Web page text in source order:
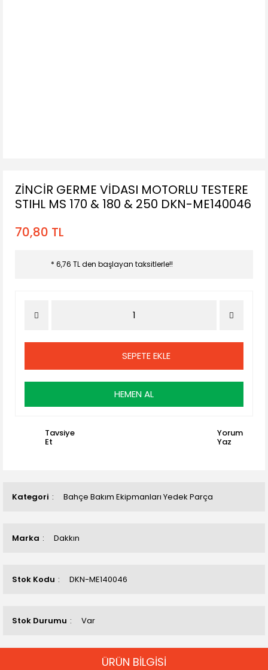
Kategori Bahçe Bakım Ekipmanları Yedek Parça
Marka Dakkın
Stok Kodu DKN-ME140046
Stok Durumu Var
ZİNCİR GERME VİDASI MOTORLU TESTERE
STIHL MS 170 & 180 & 250 DKN-ME140046
70,80 TL
* 6,76 TL den başlayan taksitlerle!!
SEPETE EKLE
HEMEN AL
Tavsiye
Et
Yorum
Yaz
ÜRÜN BİLGİSİ